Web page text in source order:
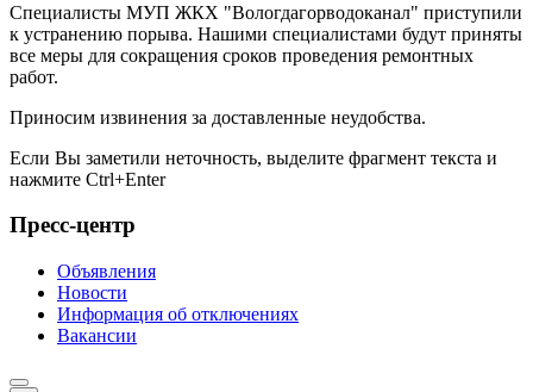
Специалисты МУП ЖКХ "Вологдагорводоканал" приступили
к устранению порыва. Нашими специалистами будут приняты
все меры для сокращения сроков проведения ремонтных
работ.
Приносим извинения за доставленные неудобства.
Если Вы заметили неточность, выделите фрагмент текста и
нажмите Ctrl+Enter
Пресс-центр
Объявления
Новости
Информация об отключениях
Вакансии